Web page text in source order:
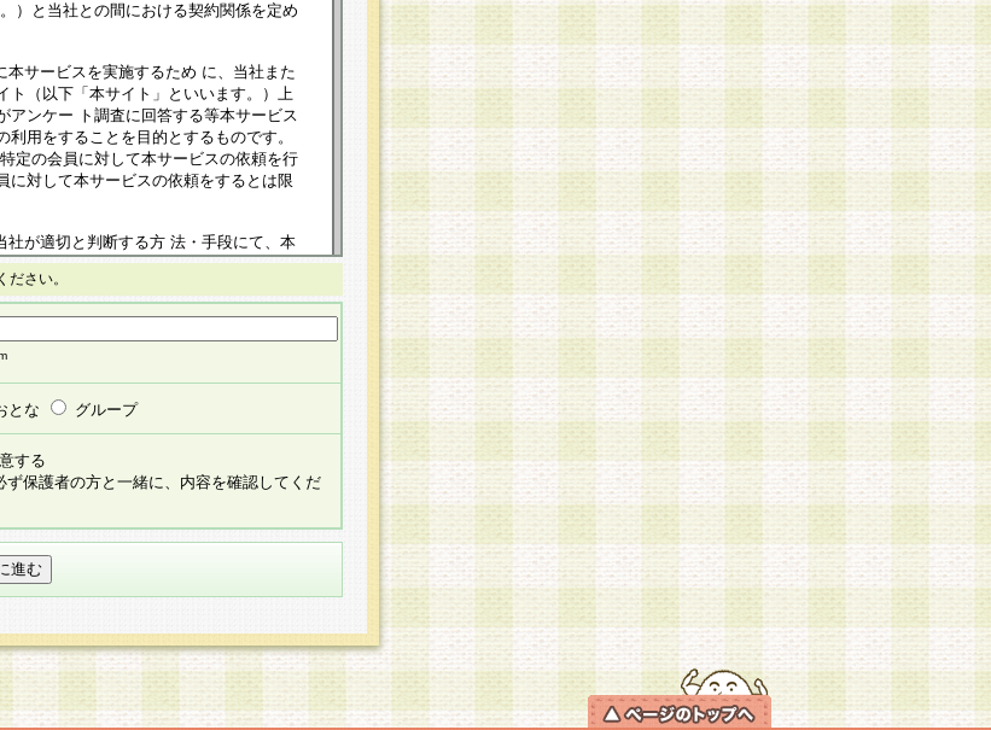
）と当社との間における契約関係を定め
サービスを実施するため に、当社また
ト（以下「本サイト」といいます。）上
アンケー ト調査に回答する等本サービス
用をすることを目的とするものです。
定の会員に対して本サービスの依頼を行
に対して本サービスの依頼をするとは限
が適切と判断する方 法・手段にて、本
きるものとします。改定後の本規約等
その 他の諸規定については、会員に対
ときのいずれか早い時期をもってその効
望者の自由な意思で提 供いただいたも
らの個人情報の提供を希望されない場
せん が、提供されないことによって、当
場合がありますことを予めご了承くださ
の開示・訂正・追加・ 利用停止等を求
て確認できた場合に限り、法令に準拠し
録手続きを全て完了し、当社が承認した
ださい。
とな グループ
する
保護者の方と一緒に、内容を確認してくだ